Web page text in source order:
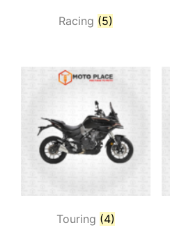
Racing (5)
Touring (4)